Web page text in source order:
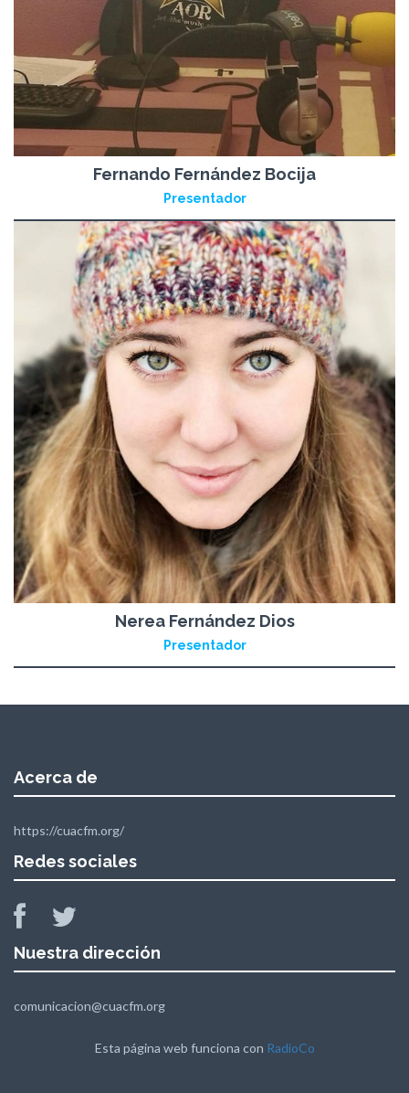
Fernando Fernández Bocija
Presentador
Nerea Fernández Dios
Presentador
Acerca de
https://cuacfm.org/
Redes sociales
Nuestra dirección
comunicacion@cuacfm.org
Esta página web funciona con RadioCo